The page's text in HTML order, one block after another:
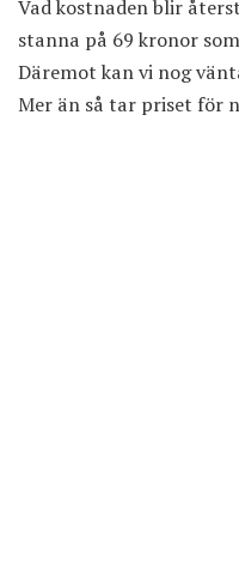
Vad kostnaden blir
stanna på 69 kronor
Däremot kan vi nog
Mer än så tar priset för